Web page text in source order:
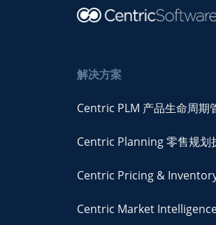
解决方案
Centric PLM 产品生命周期
Centric Planning 零售规划
Centric Pricing &
Centric Market